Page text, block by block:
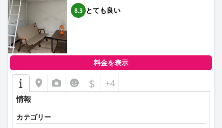
8.3 とても良い
料金を表示
$ +4
情報
カテゴリー